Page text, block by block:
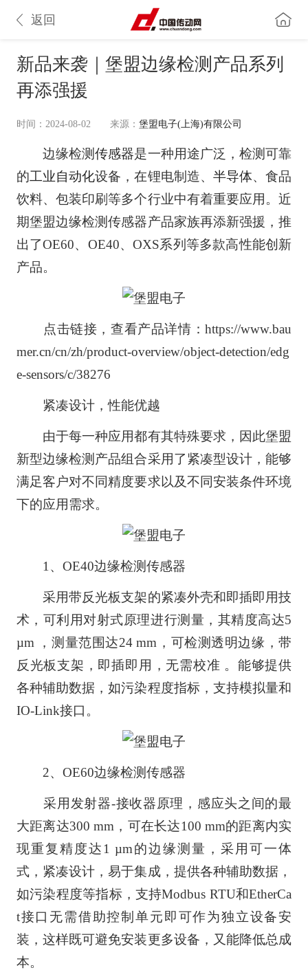
返回
新品来袭｜堡盟边缘检测产品系列
再添强援
时间：2024-08-02 来源： 堡盟电子(上海)有限公司
边缘检测传感器是一种用途广泛，检测可靠
的工业自动化设备，在锂电制造、 半导体、食品
饮料、包装印刷等多个行业中有着重要应用。近
期堡盟边缘检测传感器产品家族再添新强援，推
出了OE60、OE40、OXS系列等多款高性能创新
产品。
点击链接，查看产品详情：https://www.bau
mer.cn/cn/zh/product-overview/object-detection/edg
e-sensors/c/38276
紧凑设计，性能优越
由于每一种应用都有其特殊要求，因此堡盟
新型边缘检测产品组合采用了紧凑型设计，能够
满足客户对不同精度要求以及不同安装条件环境
下的应用需求。
1、OE40边缘检测传感器
采用带反光板支架的紧凑外壳和即插即用技
术，可利用对射式原理进行测量，其精度高达5
µm ，测量范围达24 mm，可检测透明边缘，带
反光板支架，即插即用，无需校准 。能够提供
各种辅助数据，如污染程度指标，支持模拟量和
IO-Link接口。
2、OE60边缘检测传感器
采用发射器-接收器原理，感应头之间的最
大距离达300 mm，可在长达100 mm的距离内实
现重复精度达1 µm的边缘测量，采用可一体
式，紧凑设计，易于集成，提供各种辅助数据，
如污染程度等指标，支持Modbus RTU和EtherCa
t接口无需借助控制单元即可作为独立设备安
装，这样既可避免安装更多设备，又能降低总成
本。